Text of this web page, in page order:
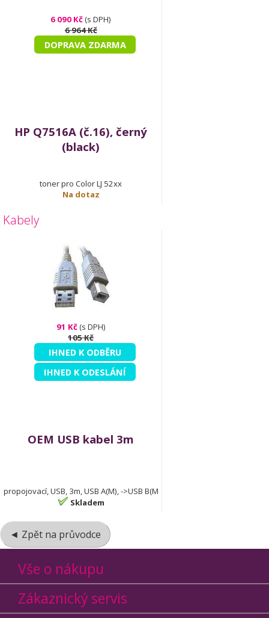
6 090 Kč(s DPH)
6 964 Kč
DOPRAVA ZDARMA
HP Q7516A (č.16), černý
(black)
toner pro Color LJ 52xx
Na dotaz
Kabely
91 Kč(s DPH)
105 Kč
IHNED K ODBĚRU
IHNED K ODESLÁNÍ
OEM USB kabel 3m
propojovací, USB, 3m, USB A(M), ->USB B(M
Skladem
◄ Zpět na průvodce
Vše o nákupu
Zákaznický servis